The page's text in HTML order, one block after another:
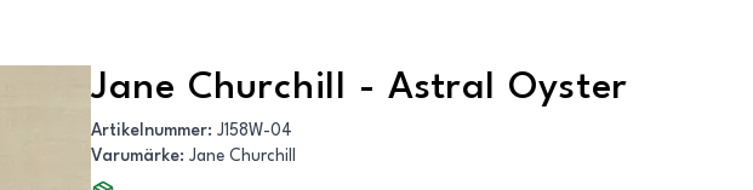
Jane Churchill - Astral Oyster
Artikelnummer: J158W-04
Varumärke: Jane Churchill